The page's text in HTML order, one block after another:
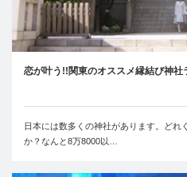
恋が叶う!!関東のオススメ縁結び神社
日本には数多くの神社があります。どれ
か？なんと8万8000以…